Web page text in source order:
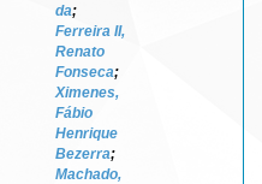
da;
Ferreira II,
Renato
Fonseca;
Ximenes,
Fábio
Henrique
Bezerra;
Machado,